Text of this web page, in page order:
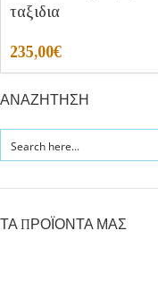
ταξιδια
235,00€
ΑΝΑΖΗΤΗΣΗ
ΤΑ ΠΡΟΪΟΝΤΑ ΜΑΣ